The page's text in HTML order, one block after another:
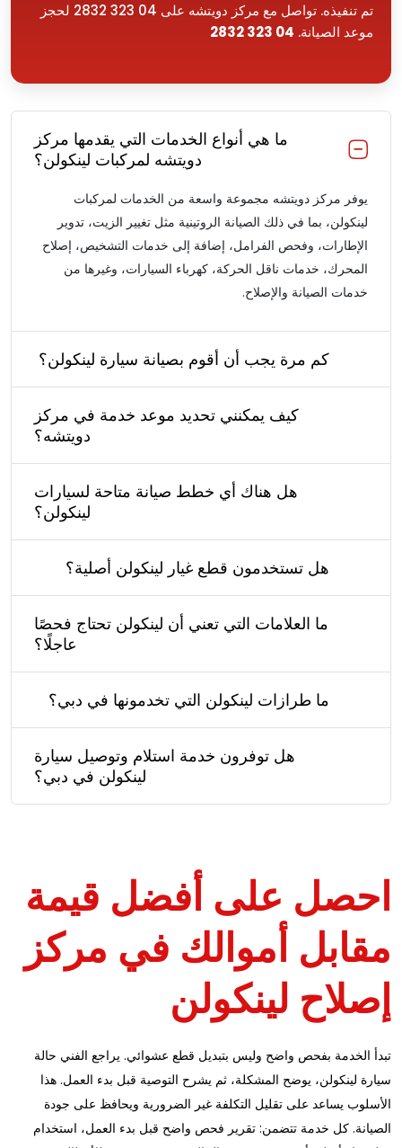
ما هي أنواع الخدمات التي يقدمها مركز
دويتشه لمركبات لينكولن؟
يوفر مركز دويتشه مجموعة واسعة من الخدمات لمركبات
لينكولن، بما في ذلك الصيانة الروتينية مثل تغيير الزيت، تدوير
الإطارات، وفحص الفرامل، إضافة إلى خدمات التشخيص، إصلاح
المحرك، خدمات ناقل الحركة، كهرباء السيارات، وغيرها من
خدمات الصيانة والإصلاح.
كم مرة يجب أن أقوم بصيانة سيارة لينكولن؟
كيف يمكنني تحديد موعد خدمة في مركز
دويتشه؟
هل هناك أي خطط صيانة متاحة لسيارات
لينكولن؟
هل تستخدمون قطع غيار لينكولن أصلية؟
ما العلامات التي تعني أن لينكولن تحتاج فحصًا
عاجلًا؟
ما طرازات لينكولن التي تخدمونها في دبي؟
هل توفرون خدمة استلام وتوصيل سيارة
لينكولن في دبي؟
تم تنفيذه. تواصل مع مركز دويتشه على 04 323 2832 لحجز
موعد الصيانة. 04 323 2832
احصل على أفضل قيمة
مقابل أموالك في مركز
إصلاح لينكولن
تبدأ الخدمة بفحص واضح وليس بتبديل قطع عشوائي. يراجع الفني حالة
سيارة لينكولن، يوضح المشكلة، ثم يشرح التوصية قبل بدء العمل. هذا
الأسلوب يساعد على تقليل التكلفة غير الضرورية ويحافظ على جودة
الصيانة. كل خدمة تتضمن: تقرير فحص واضح قبل بدء العمل، استخدام